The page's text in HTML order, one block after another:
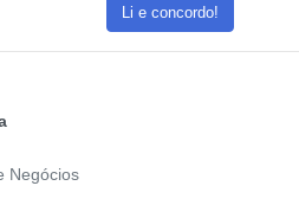
Li e concordo!
Negócios